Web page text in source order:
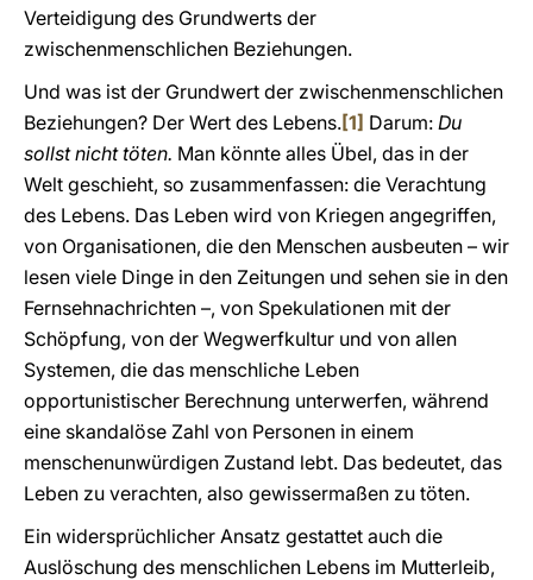
Verteidigung des Grundwerts der
zwischenmenschlichen Beziehungen.
Und was ist der Grundwert der zwischenmenschlichen
Beziehungen? Der Wert des Lebens.[1] Darum: Du
sollst nicht töten. Man könnte alles Übel, das in der
Welt geschieht, so zusammenfassen: die Verachtung
des Lebens. Das Leben wird von Kriegen angegriffen,
von Organisationen, die den Menschen ausbeuten – wir
lesen viele Dinge in den Zeitungen und sehen sie in den
Fernsehnachrichten –, von Spekulationen mit der
Schöpfung, von der Wegwerfkultur und von allen
Systemen, die das menschliche Leben
opportunistischer Berechnung unterwerfen, während
eine skandalöse Zahl von Personen in einem
menschenunwürdigen Zustand lebt. Das bedeutet, das
Leben zu verachten, also gewissermaßen zu töten.
Ein widersprüchlicher Ansatz gestattet auch die
Auslöschung des menschlichen Lebens im Mutterleib,